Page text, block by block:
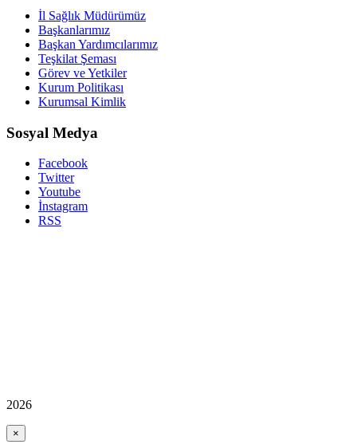
İl Sağlık Müdürümüz
Başkanlarımız
Başkan Yardımcılarımız
Teşkilat Şeması
Görev ve Yetkiler
Kurum Politikası
Kurumsal Kimlik
Sosyal Medya
Facebook
Twitter
Youtube
İnstagram
RSS
2026
×